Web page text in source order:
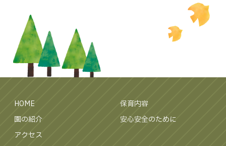
HOME
園の紹介
アクセス
保育内容
安心安全のために